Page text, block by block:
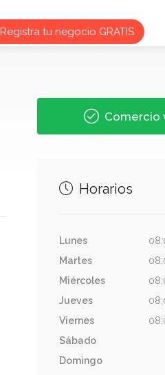
Registra tu negocio GRATIS
Comercio
Horarios
Lunes
Martes
Miércoles
Jueves
Viernes
Sábado
Domingo